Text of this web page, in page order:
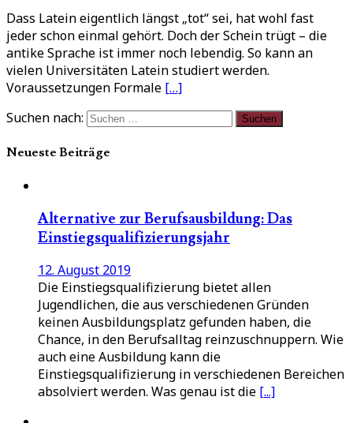
Dass Latein eigentlich längst „tot“ sei, hat wohl fast
jeder schon einmal gehört. Doch der Schein trügt – die
antike Sprache ist immer noch lebendig. So kann an
vielen Universitäten Latein studiert werden.
Voraussetzungen Formale […]
Suchen nach:
Neueste Beiträge
Alternative zur Berufsausbildung: Das
Einstiegsqualifizierungsjahr
12. August 2019
Die Einstiegsqualifizierung bietet allen
Jugendlichen, die aus verschiedenen Gründen
keinen Ausbildungsplatz gefunden haben, die
Chance, in den Berufsalltag reinzuschnuppern. Wie
auch eine Ausbildung kann die
Einstiegsqualifizierung in verschiedenen Bereichen
absolviert werden. Was genau ist die [...]